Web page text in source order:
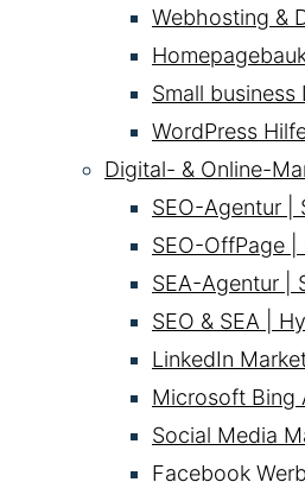
Webhosting &
Small
WordPress
Digital- & Online-
SEO-Agentur |
SEO-OffPage |
SEA-Agentur |
SEO & SEA |
LinkedIn
Microsoft Bing
Social Media
Facebook